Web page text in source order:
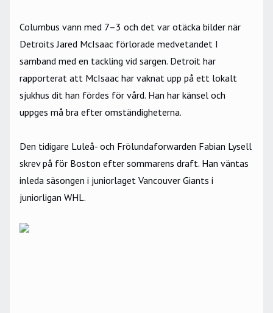
Columbus vann med 7–3 och det var otäcka bilder när
Detroits Jared McIsaac förlorade medvetandet I
samband med en tackling vid sargen. Detroit har
rapporterat att McIsaac har vaknat upp på ett lokalt
sjukhus dit han fördes för vård. Han har känsel och
uppges må bra efter omständigheterna.
Den tidigare Luleå- och Frölundaforwarden Fabian Lysell
skrev på för Boston efter sommarens draft. Han väntas
inleda säsongen i juniorlaget Vancouver Giants i
juniorligan WHL.